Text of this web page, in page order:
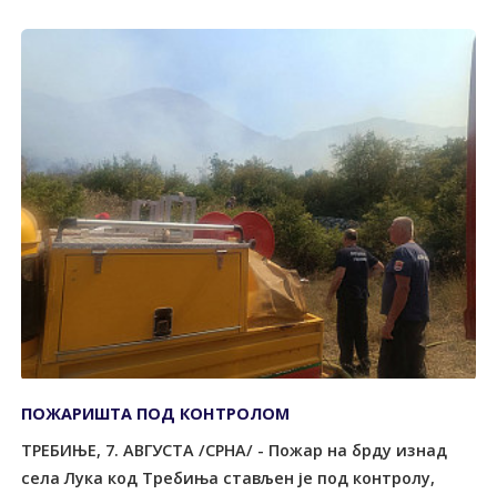
ПОЖАРИШТА ПОД КОНTРОЛОМ
ТРЕБИЊЕ, 7. АВГУСТА /СРНА/ - Пожар на брду изнад
села Лука код Tребиња стављен је под контролу,